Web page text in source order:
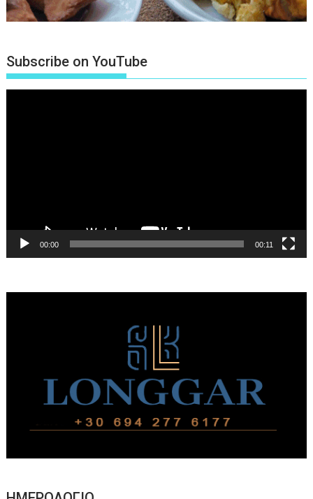
Subscribe on YouTube
00:00 00:11